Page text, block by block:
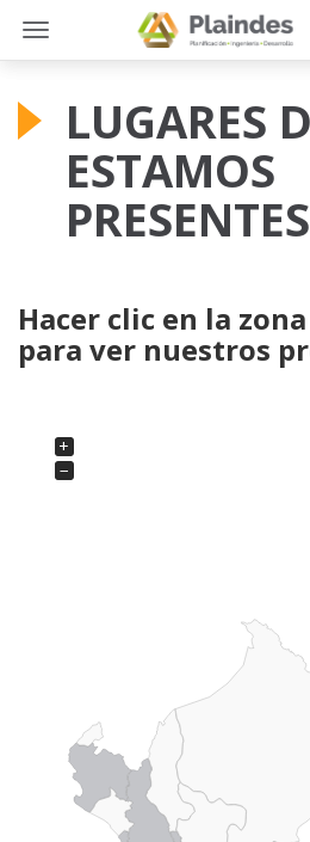
Toggle
Toggle
LUGARES
ESTAMOS
PRESENTES
Hacer clic en la
para ver nuestros
+
−